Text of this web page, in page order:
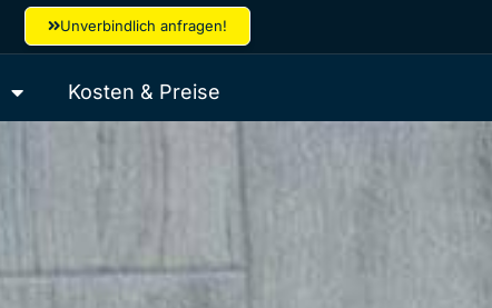
Unverbindlich anfragen!
Kosten & Preise